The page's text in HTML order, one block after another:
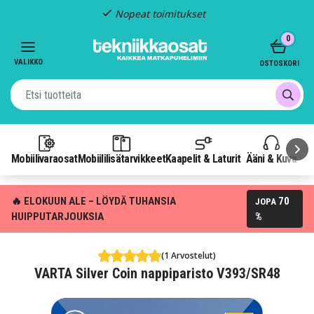
VALIKKO
MobiilivaraosatMobiililisätarvikkeetKaapelit & Laturit Ääni & Kuva
0
OSTOSKORI
🔥 ELOKUUN ALE – LÖYDÄ TUHANSIA
HUIPPUTARJOUKSIA
JOPA 70
%
(1 Arvostelut)
VARTA Silver Coin nappiparisto V393/SR48